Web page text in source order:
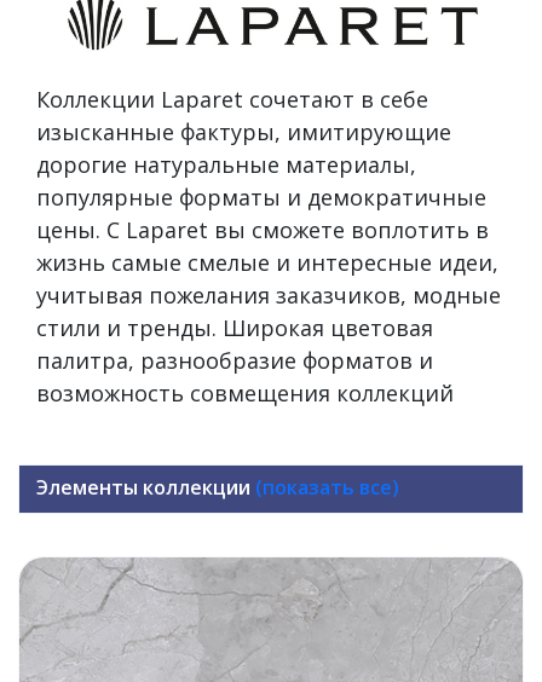
Коллекции Laparet сочетают в себе
изысканные фактуры, имитирующие
дорогие натуральные материалы,
популярные форматы и демократичные
цены. С Laparet вы сможете воплотить в
жизнь самые смелые и интересные идеи,
учитывая пожелания заказчиков, модные
стили и тренды. Широкая цветовая
палитра, разнообразие форматов и
возможность совмещения коллекций
Элементы коллекции (показать все)